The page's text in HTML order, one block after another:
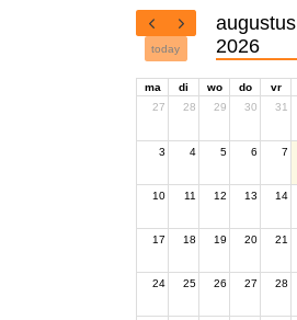
today
augustus
2026
ma di wo do vr
27
28 29 30 31
3 4 5 6 7
10 11 12 13 14
17 18 19 20 21
24 25 26 27 28